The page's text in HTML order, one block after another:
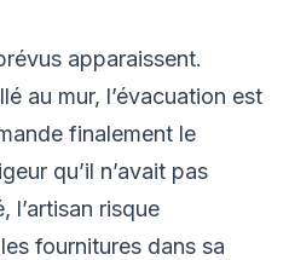
apparaissent.
au mur, l’évacuation est
finalement le
qu’il n’avait pas
l’artisan risque
fournitures dans sa